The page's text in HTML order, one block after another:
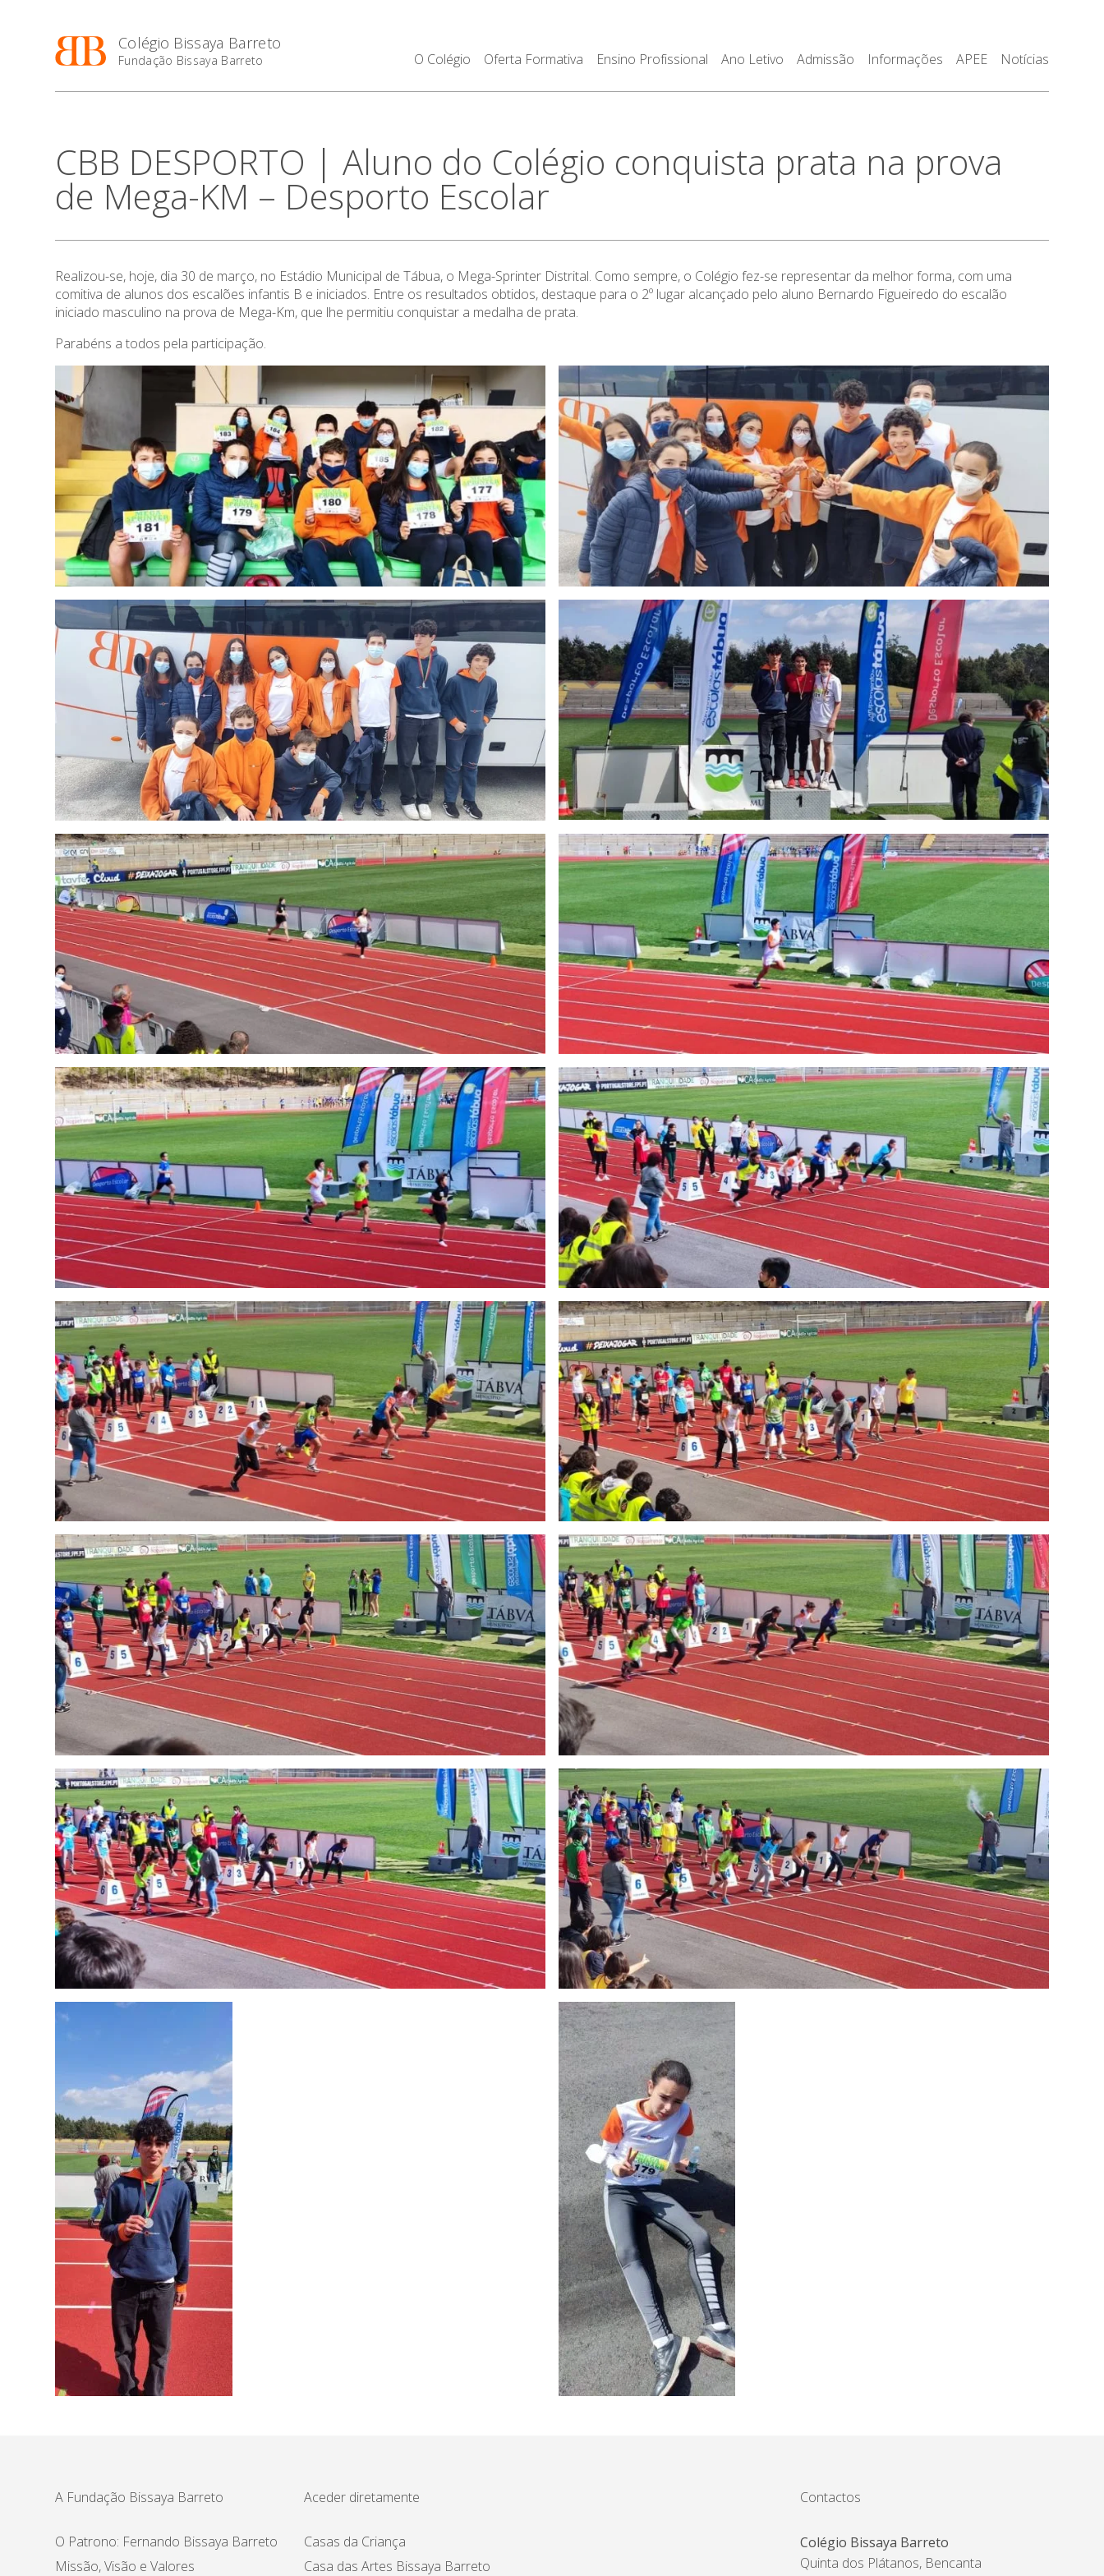
Colégio Bissaya Barreto
Fundação Bissaya Barreto O Colégio Oferta Formativa Ensino Profissional Ano Letivo Admissão Informações APEE Notícias
CBB DESPORTO | Aluno do Colégio conquista prata na prova
de Mega-KM – Desporto Escolar
Realizou-se, hoje, dia 30 de março, no Estádio Municipal de Tábua, o Mega-Sprinter Distrital. Como sempre, o Colégio fez-se representar da melhor forma, com uma
comitiva de alunos dos escalões infantis B e iniciados. Entre os resultados obtidos, destaque para o 2º lugar alcançado pelo aluno Bernardo Figueiredo do escalão
iniciado masculino na prova de Mega-Km, que lhe permitiu conquistar a medalha de prata.
Parabéns a todos pela participação.
A Fundação Bissaya Barreto
O Patrono: Fernando Bissaya Barreto
Missão, Visão e Valores
Aceder diretamente
Casas da Criança
Casa das Artes Bissaya Barreto
Contactos
Colégio Bissaya Barreto
Quinta dos Plátanos, Bencanta